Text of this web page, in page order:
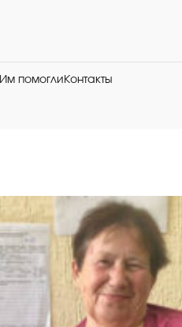
Им помогли Контакты